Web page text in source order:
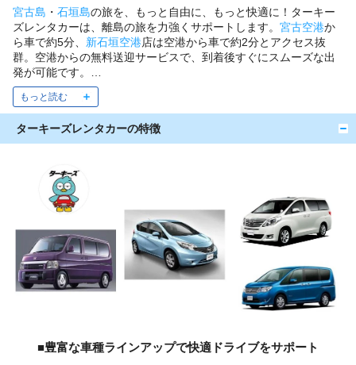
宮古島 ・ 石垣島の旅を、もっと自由に、もっと快適に！ターキー
ズレンタカーは、離島の旅を力強くサポートします。 宮古空港か
ら車で約5分、 新石垣空港店は空港から車で約2分とアクセス抜
群。空港からの無料送迎サービスで、到着後すぐにスムーズな出
発が可能です。
軽自動車からコンパクトカー、RV・ミニバンまで、豊富な車種を
全車Bluetooth搭載でご用意しています。美しいターコイズブルー
の海に由来し、"旅の安全"の願いも込めた「ターキーズ」という店
名のとおり、快適で安全なドライブをお手伝いします。宮古島・
石垣島での観光やビジネス利用に、ターキーズレンタカーをぜひ
約款・規約(PDF)
ターキーズレンタカーの特徴
■豊富な車種ラインアップで快適ドライブをサポート